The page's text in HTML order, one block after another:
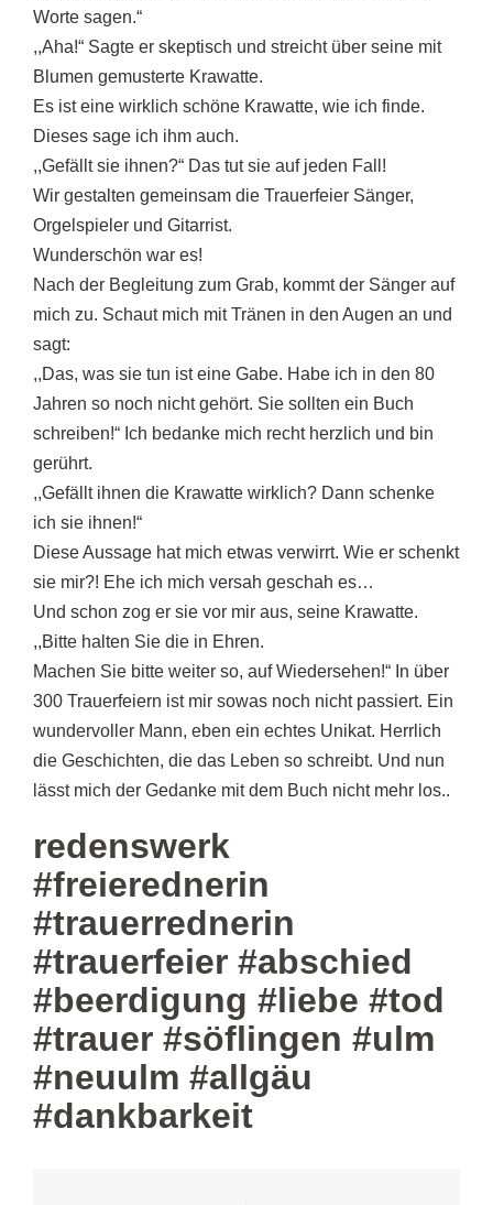
Worte sagen.“
,,Aha!“ Sagte er skeptisch und streicht über seine mit
Blumen gemusterte Krawatte.
Es ist eine wirklich schöne Krawatte, wie ich finde.
Dieses sage ich ihm auch.
,,Gefällt sie ihnen?“ Das tut sie auf jeden Fall!
Wir gestalten gemeinsam die Trauerfeier Sänger,
Orgelspieler und Gitarrist.
Wunderschön war es!
Nach der Begleitung zum Grab, kommt der Sänger auf
mich zu. Schaut mich mit Tränen in den Augen an und
sagt:
,,Das, was sie tun ist eine Gabe. Habe ich in den 80
Jahren so noch nicht gehört. Sie sollten ein Buch
schreiben!“ Ich bedanke mich recht herzlich und bin
gerührt.
,,Gefällt ihnen die Krawatte wirklich? Dann schenke
ich sie ihnen!“
Diese Aussage hat mich etwas verwirrt. Wie er schenkt
sie mir?! Ehe ich mich versah geschah es…
Und schon zog er sie vor mir aus, seine Krawatte.
,,Bitte halten Sie die in Ehren.
Machen Sie bitte weiter so, auf Wiedersehen!“ In über
300 Trauerfeiern ist mir sowas noch nicht passiert. Ein
wundervoller Mann, eben ein echtes Unikat. Herrlich
die Geschichten, die das Leben so schreibt. Und nun
lässt mich der Gedanke mit dem Buch nicht mehr los..
redenswerk
#freierednerin
#trauerrednerin
#trauerfeier #abschied
#beerdigung #liebe #tod
#trauer #söflingen #ulm
#neuulm #allgäu
#dankbarkeit